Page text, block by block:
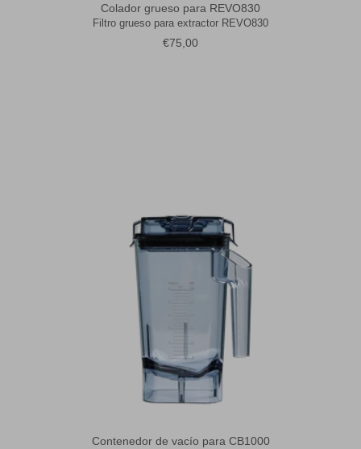
Colador grueso para REVO830
Filtro grueso para extractor REVO830
Precio normal
€75,00
Contenedor de vacío para CB1000